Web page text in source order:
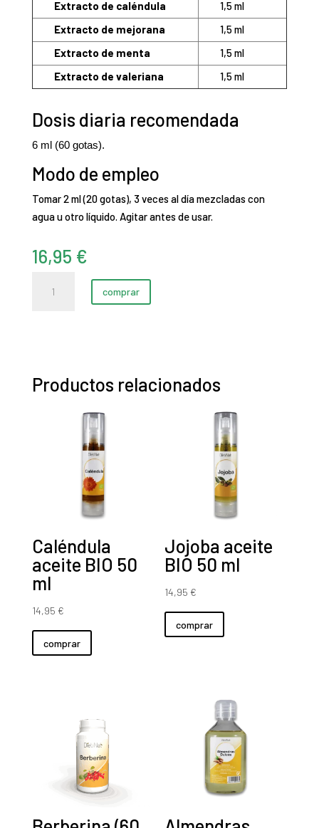
Extracto de caléndula
1,5 ml
Extracto de mejorana
1,5 ml
Extracto de menta
1,5 ml
Extracto de valeriana
1,5 ml
Dosis diaria recomendada
6 ml (60 gotas).
Modo de empleo
Tomar 2 ml (20 gotas), 3 veces al día mezcladas con
agua u otro líquido. Agitar antes de usar.
16,95 €
cantidad
comprar
Productos relacionados
Caléndula
aceite BIO 50
ml
14,95 €
comprar
Jojoba aceite
BIO 50 ml
14,95 €
comprar